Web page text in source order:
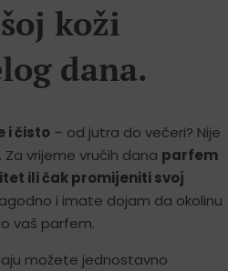
koži
dana.
i čisto – od jutra do večeri? Nije
vrijeme vrućih dana parfem
ili čak promijeniti svoj
i imate dojam da okolinu
vaš parfem.
možete jednostavno